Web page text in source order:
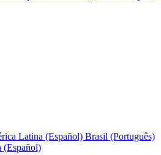
Latina (Español) Brasil (Português)
(Español)